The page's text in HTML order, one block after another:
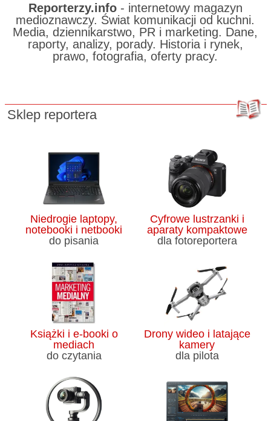
Reporterzy.info- internetowy magazyn
medioznawczy. Świat komunikacji od kuchni.
Media, dziennikarstwo, PR i marketing. Dane,
raporty, analizy, porady. Historia i rynek,
prawo, fotografia, oferty pracy.
Sklep reportera
Niedrogie laptopy,
notebooki i netbooki
do pisania
Cyfrowe lustrzanki i
aparaty kompaktowe
dla fotoreportera
Książki i e-booki o
mediach
do czytania
Drony wideo i latające
kamery
dla pilota